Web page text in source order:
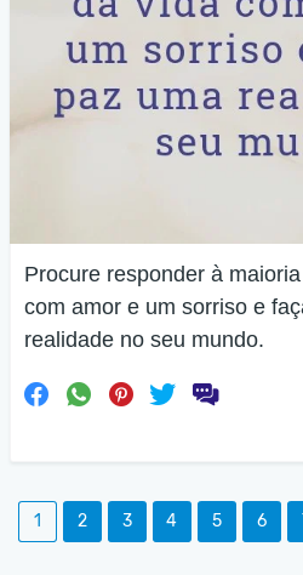
Procure responder à
com amor e um sorriso e
realidade no seu mundo.
1 2 3 4 5 6